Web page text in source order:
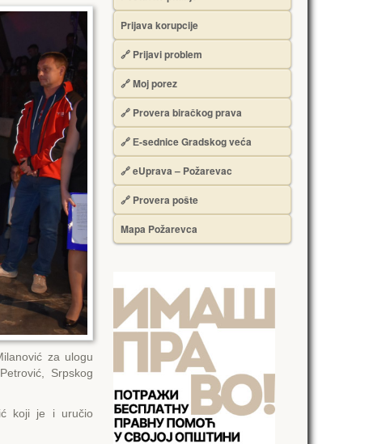
za ulogu
Srpskog
koji je i uručio
Prijava korupcije
🔗 Prijavi problem
🔗 Moj porez
🔗 Provera biračkog prava
🔗 Е-sednice Gradskog veća
🔗 eUprava – Požarevac
🔗 Provera pošte
Mapa Požarevca